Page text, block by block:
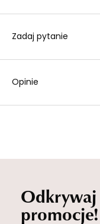
Zadaj pytanie
Opinie
promocje!